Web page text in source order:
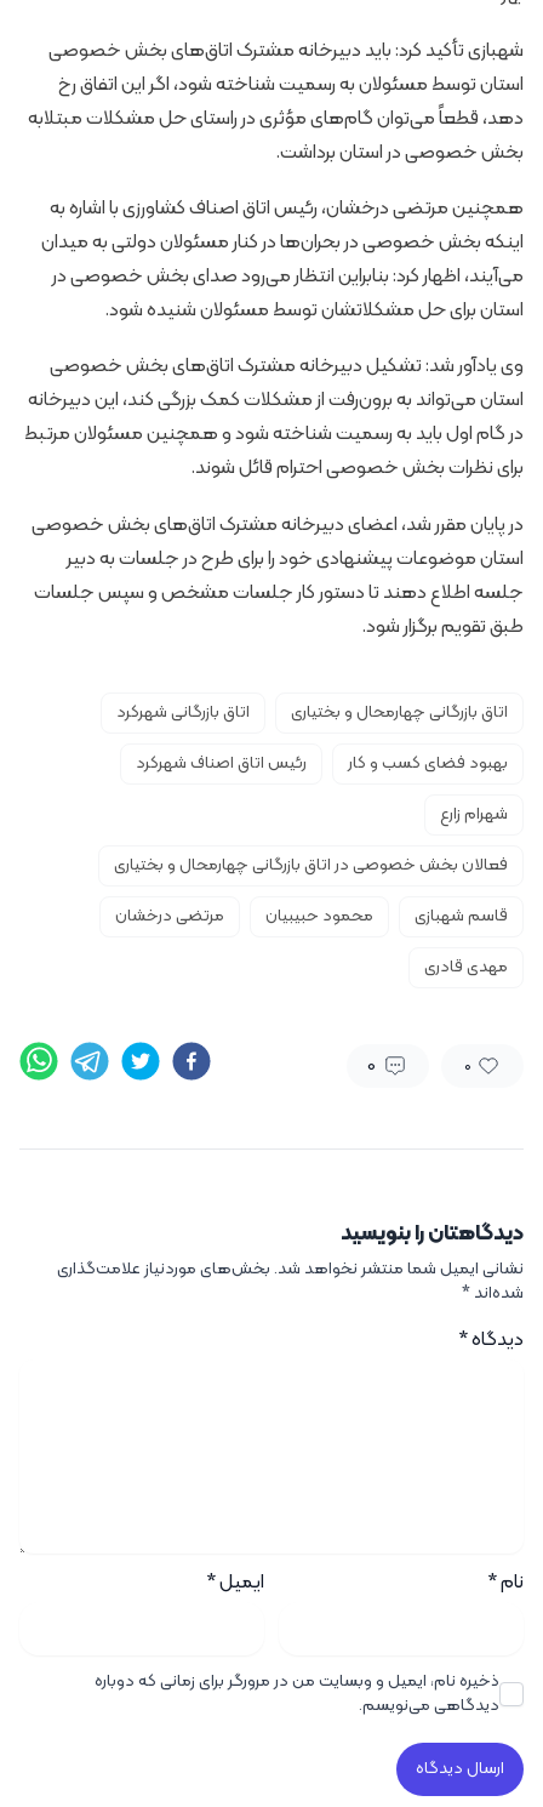
شهبازی تأکید کرد: باید دبیرخانه مشترک اتاق‌های بخش خصوصی
استان توسط مسئولان به رسمیت شناخته شود، اگر این اتفاق رخ
دهد، قطعاً می‌توان گام‌های مؤثری در راستای حل مشکلات مبتلابه
بخش خصوصی در استان برداشت.
همچنین مرتضی درخشان، رئیس اتاق اصناف کشاورزی با اشاره به
اینکه بخش خصوصی در بحران‌ها در کنار مسئولان دولتی به میدان
می‌آیند، اظهار کرد: بنابراین انتظار می‌رود صدای بخش خصوصی در
استان برای حل مشکلاتشان توسط مسئولان شنیده شود.
وی یادآور شد: تشکیل دبیرخانه مشترک اتاق‌های بخش خصوصی
استان می‌تواند به برون‌رفت از مشکلات کمک بزرگی کند، این دبیرخانه
در گام اول باید به رسمیت شناخته شود و همچنین مسئولان مرتبط
برای نظرات بخش خصوصی احترام قائل شوند.
در پایان مقرر شد، اعضای دبیرخانه مشترک اتاق‌های بخش خصوصی
استان موضوعات پیشنهادی خود را برای طرح در جلسات به دبیر
جلسه اطلاع دهند تا دستور کار جلسات مشخص و سپس جلسات
طبق تقویم برگزار شود.
اتاق بازرگانی چهارمحال و بختیاری
اتاق بازرگانی شهرکرد
بهبود فضای کسب و کار
رئیس اتاق اصناف شهرکرد
شهرام زارع
فعالان بخش خصوصی در اتاق بازرگانی چهارمحال و بختیاری
قاسم شهبازی
محمود حبیبیان
مرتضی درخشان
مهدی قادری
0
0
دیدگاهتان را بنویسید
نشانی ایمیل شما منتشر نخواهد شد. بخش‌های موردنیاز علامت‌گذاری
شده‌اند*
دیدگاه*
نام* ایمیل*
ذخیره نام، ایمیل و وبسایت من در مرورگر برای زمانی که دوباره
دیدگاهی می‌نویسم.